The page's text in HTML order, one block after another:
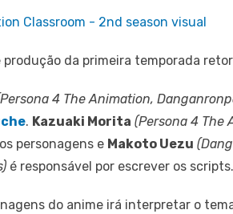
produção da primeira temporada
4 The Animation,
. Kazuaki Morita (Persona 4 The
personagens e Makoto Uezu
é responsável por escrever os scripts.
do anime irá interpretar o